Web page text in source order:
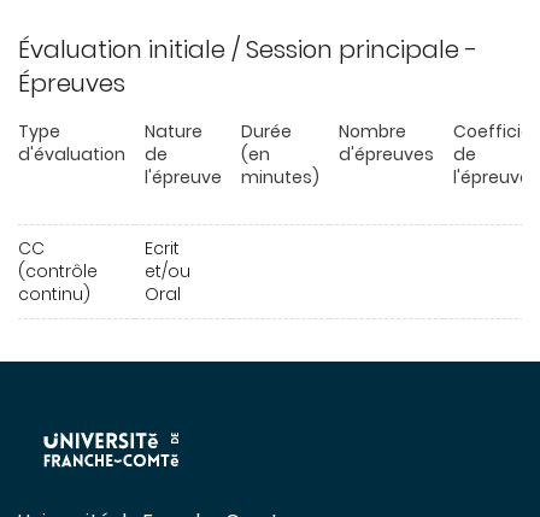
Évaluation initiale / Session principale -
Épreuves
Type
d'évaluation
Nature
de
l'épreuve
Durée
(en
minutes)
Nombre
d'épreuves
de
l'épreuve
CC
(contrôle
continu)
Ecrit
et/ou
Oral